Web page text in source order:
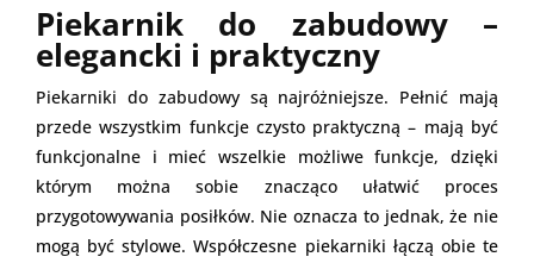
Piekarnik do zabudowy –
elegancki i praktyczny
Piekarniki do zabudowy są najróżniejsze. Pełnić mają
przede wszystkim funkcje czysto praktyczną – mają być
funkcjonalne i mieć wszelkie możliwe funkcje, dzięki
którym można sobie znacząco ułatwić proces
przygotowywania posiłków. Nie oznacza to jednak, że nie
mogą być stylowe. Współczesne piekarniki łączą obie te